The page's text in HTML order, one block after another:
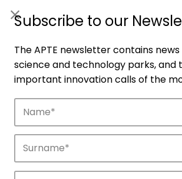
Companies
Subscribe to our
The APTE newsletter contains news
science and technology parks, and
important innovation calls of the